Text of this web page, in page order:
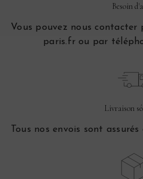
Besoin
Vous pouvez nous
paris.fr ou par
Livraison
Tous nos envois sont